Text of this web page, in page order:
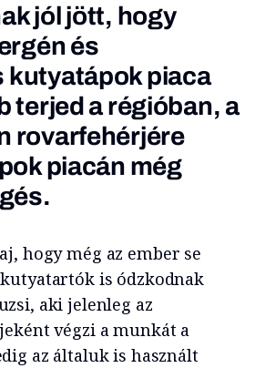
jól jött, hogy
és
kutyatápok piaca
terjed a régióban, a
rovarfehérjére
piacán még
hogy még az ember se
is ódzkodnak
aki jelenleg az
végzi a munkát a
az általuk is használt